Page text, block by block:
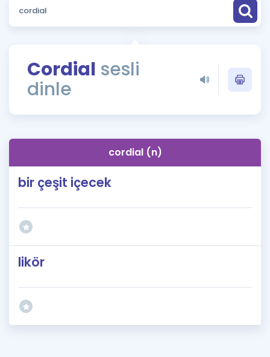
Sözlük
Rehberlik Aracı
ÖSYM Sınav Takvimi
İngilizce Gramer
Hakkımızda
Cordial sesli
dinle
cordial (n)
bir çeşit içecek
likör